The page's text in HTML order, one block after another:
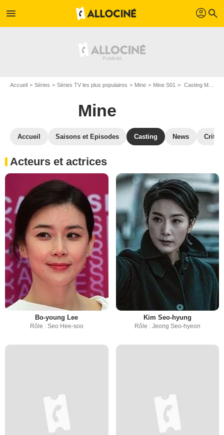
menu profil search
Accueil Séries Séries TV les plus populaires Mine Mine S01 Casting Mine S01
Mine
Accueil Saisons et Episodes Casting News
Acteurs et actrices
Bo-young Lee
Rôle : Seo Hee-soo
Kim Seo-hyung
Rôle : Jeong Seo-hyeon